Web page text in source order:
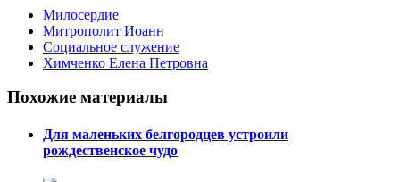
Милосердие
Митрополит Иоанн
Социальное служение
Химченко Елена Петровна
Похожие материалы
Для маленьких белгородцев устроили
рождественское чудо